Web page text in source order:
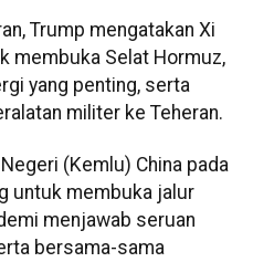
Trump mengatakan Xi
membuka Selat Hormuz,
yang penting, serta
militer ke Teheran.
(Kemlu) China pada
untuk membuka jalur
menjawab seruan
bersama-sama